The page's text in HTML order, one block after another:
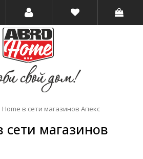
Home в сети магазинов Апекс
сети магазинов